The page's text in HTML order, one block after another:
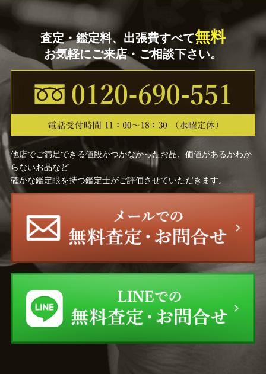
査定・鑑定料、出張費すべて無料
お気軽にご来店・ご相談下さい。
他店でご満足できる値段がつかなかったお品、価値があるかわか
らないお品など
確かな鑑定眼を持つ鑑定士がご評価させていただきます。